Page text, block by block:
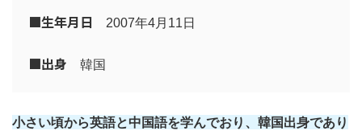
■生年月日 2007年4月11日
■出身 韓国
小さい頃から英語と中国語を学んでおり、韓国出身であり